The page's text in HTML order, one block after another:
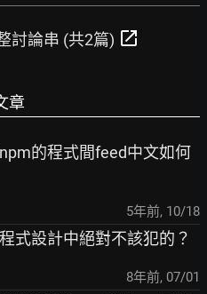
討論串 (共2篇) open_in_new
章
的程式間feed中文如何
5年前, 10/18
式設計中絕對不該犯的？
8年前, 07/01